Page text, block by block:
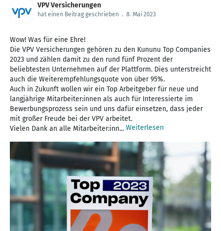
VPV Versicherungen
hat einen Beitrag geschrieben . 8. Mai 2023
Wow! Was für eine Ehre!
Die VPV Versicherungen gehören zu den Kununu Top Companies
2023 und zählen damit zu den rund fünf Prozent der
beliebtesten Unternehmen auf der Plattform. Dies unterstreicht
auch die Weiterempfehlungsquote von über 95%.
Auch in Zukunft wollen wir ein Top Arbeitgeber für neue und
langjährige Mitarbeiter:innen als auch für Interessierte im
Bewerbungsprozess sein und uns dafür einsetzen, dass jeder
mit großer Freude bei der VPV arbeitet.
Vielen Dank an alle Mitarbeiter:inn... Weiterlesen